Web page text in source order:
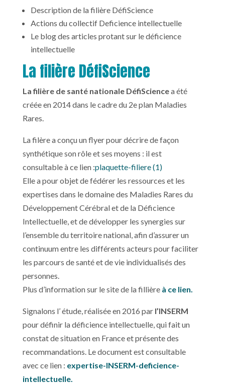
Description de la filière DéfiScience
Actions du collectif Deficience intellectuelle
Le blog des articles protant sur le déficience
intellectuelle
La filière DéfiScience
La filière de santé nationale DéfiSciencea été
créée en 2014 dans le cadre du 2e plan Maladies
Rares.
La filère a conçu un flyer pour décrire de façon
synthétique son rôle et ses moyens : il est
consultable à ce lien :plaquette-filiere (1)
Elle a pour objet de fédérer les ressources et les
expertises dans le domaine des Maladies Rares du
Développement Cérébral et de la Déficience
Intellectuelle, et de développer les synergies sur
l’ensemble du territoire national, afin d’assurer un
continuum entre les différents acteurs pour faciliter
les parcours de santé et de vie individualisés des
personnes.
Plus d’information sur le site de la fillière à ce lien.
Signalons l’ étude, réalisée en 2016 par l’INSERM
pour définir la déficience intellectuelle, qui fait un
constat de situation en France et présente des
recommandations. Le document est consultable
avec ce lien : expertise-INSERM-deficience-
intellectuelle.